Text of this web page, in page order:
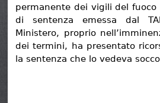
permanente dei vigili del
di sentenza emessa dal
Ministero, proprio
dei termini, ha presentato
la sentenza che lo vedeva